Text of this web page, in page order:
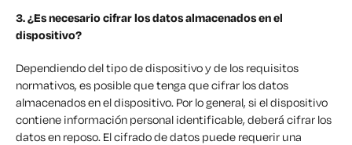
3. ¿Es necesario cifrar los datos almacenados en el
dispositivo?
Dependiendo del tipo de dispositivo y de los requisitos
normativos, es posible que tenga que cifrar los datos
almacenados en el dispositivo. Por lo general, si el dispositivo
contiene información personal identificable, deberá cifrar los
datos en reposo. El cifrado de datos puede requerir una